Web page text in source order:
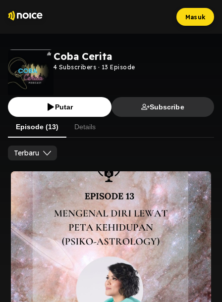
Masuk
Coba Cerita
4 Subscribers · 13 Episode
Putar Subscribe
Episode (13) Details
Terbaru